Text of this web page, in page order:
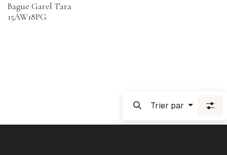
Bague Garel Tara
15AW18PG
Trier par